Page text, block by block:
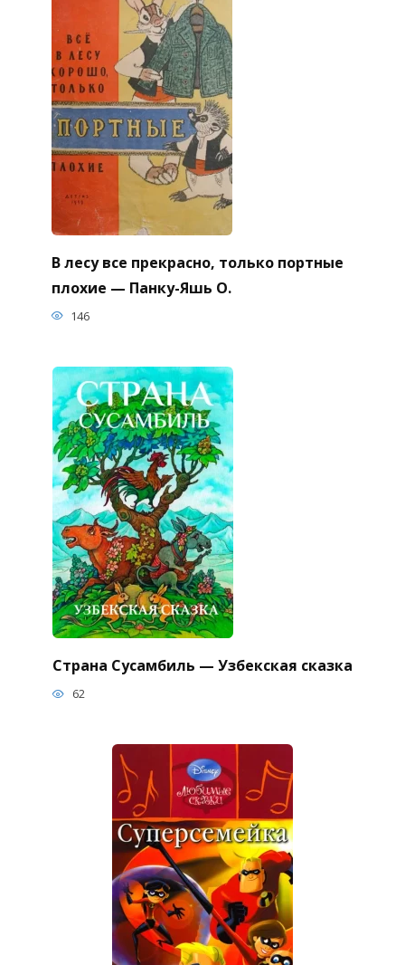
В лесу все прекрасно, только портные
плохие — Панку-Яшь О.
146
Страна Сусамбиль — Узбекская сказка
62